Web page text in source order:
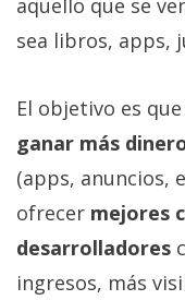
reservados
aquello que se
sea libros, apps,
El objetivo es
ganar más
(apps, anuncios,
ofrecer mejores
desarrolladores
ingresos, más